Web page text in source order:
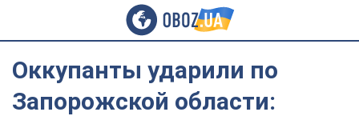
Оккупанты ударили по
Запорожской области: